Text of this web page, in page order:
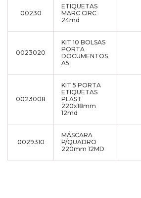
00230
ETIQUETAS
MARC CIRC
24md
0023020
KIT 10 BOLSAS
PORTA
DOCUMENTOS
A5
0023008
KIT 5 PORTA
ETIQUETAS
PLÁST
220x18mm
12md
0029310
MÁSCARA
P/QUADRO
220mm 12MD